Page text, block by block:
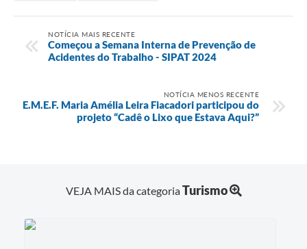
NOTÍCIA MAIS RECENTE
Começou a Semana Interna de Prevenção de
Acidentes do Trabalho - SIPAT 2024
NOTÍCIA MENOS RECENTE
E.M.E.F. Maria Amélia Leira Fiacadori participou do
projeto “Cadê o Lixo que Estava Aqui?”
VEJA MAIS da categoriaTurismo